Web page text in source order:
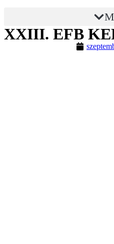
XXIII. EFB